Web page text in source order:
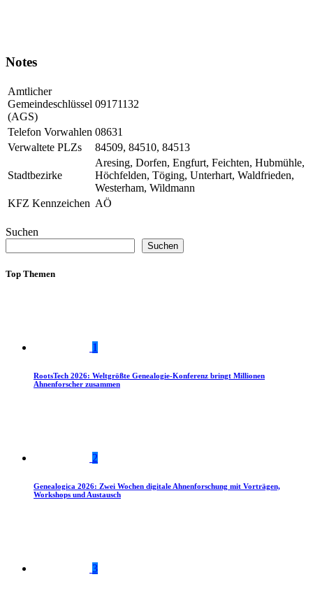
Notes
Amtlicher
Gemeindeschlüssel
(AGS)
09171132
Telefon Vorwahlen 08631
Verwaltete PLZs
84509, 84510, 84513
Stadtbezirke
Aresing, Dorfen, Engfurt, Feichten, Hubmühle,
Höchfelden, Töging, Unterhart, Waldfrieden,
Westerham, Wildmann
KFZ Kennzeichen AÖ
Suchen
Suchen
Top Themen
1
RootsTech 2026: Weltgrößte Genealogie-Konferenz bringt Millionen
Ahnenforscher zusammen
2
Genealogica 2026: Zwei Wochen digitale Ahnenforschung mit Vorträgen,
Workshops und Austausch
3